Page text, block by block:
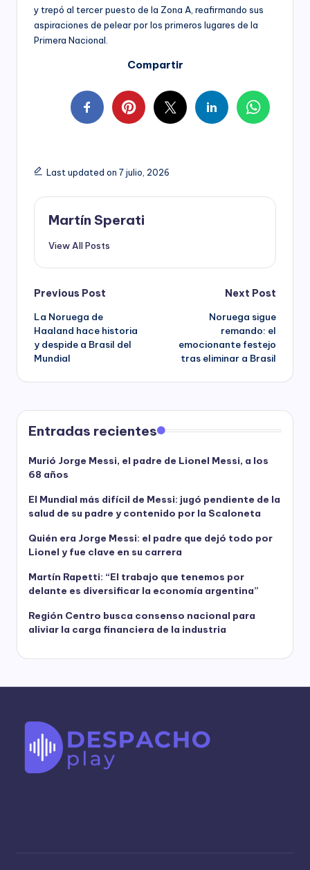
y trepó al tercer puesto de la Zona A, reafirmando sus
aspiraciones de pelear por los primeros lugares de la
Primera Nacional.
Compartir
Last updated on 7 julio, 2026
Martín Sperati
View All Posts
Post
navigation
Previous Post
La Noruega de
Haaland hace historia
y despide a Brasil del
Mundial
Next Post
Noruega sigue
remando: el
emocionante festejo
tras eliminar a Brasil
Entradas recientes
Murió Jorge Messi, el padre de Lionel Messi, a los
68 años
El Mundial más difícil de Messi: jugó pendiente de la
salud de su padre y contenido por la Scaloneta
Quién era Jorge Messi: el padre que dejó todo por
Lionel y fue clave en su carrera
Martín Rapetti: “El trabajo que tenemos por
delante es diversificar la economía argentina”
Región Centro busca consenso nacional para
aliviar la carga financiera de la industria